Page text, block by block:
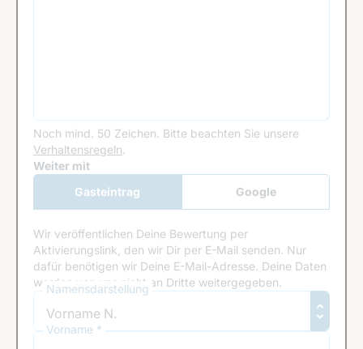
Noch mind. 50 Zeichen. Bitte beachten Sie unsere
Verhaltensregeln.
Google Recaptcha
Weiter mit
Gasteintrag
Google
Anmeldung
Wir veröffentlichen Deine Bewertung per
Aktivierungslink, den wir Dir per E-Mail senden. Nur
dafür benötigen wir Deine E-Mail-Adresse. Deine Daten
werden von uns nicht an Dritte weitergegeben.
Namensdarstellung
Vorname *